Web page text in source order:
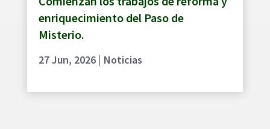
enriquecimiento del Paso de
Misterio.
27 Jun, 2026| Noticias